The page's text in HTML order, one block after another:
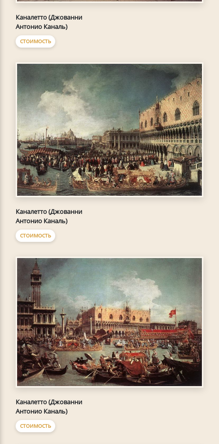
Каналетто (Джованни
Антонио Каналь)
СТОИМОСТЬ
Каналетто (Джованни
Антонио Каналь)
СТОИМОСТЬ
Каналетто (Джованни
Антонио Каналь)
СТОИМОСТЬ